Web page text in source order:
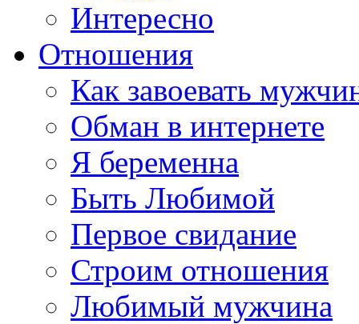
Интересно
Отношения
Как завоевать
Обман в интернете
Я беременна
Быть Любимой
Первое свидание
Строим отношения
Любимый мужчина